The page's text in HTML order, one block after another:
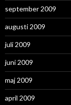
september 2009
augusti 2009
juli 2009
juni 2009
maj 2009
april 2009